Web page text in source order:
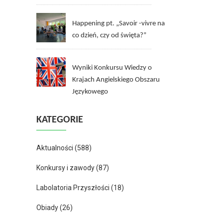
Happening pt. „Savoir -vivre na
co dzień, czy od święta?”
Wyniki Konkursu Wiedzy o
Krajach Angielskiego Obszaru
Językowego
KATEGORIE
Aktualności (588)
Konkursy i zawody(87)
Labolatoria Przyszłości (18)
Obiady(26)